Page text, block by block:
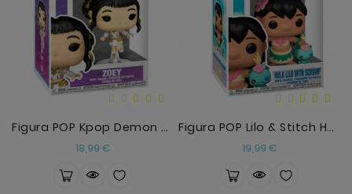
Figura POP Kpop Demon Hunters Zoey
18,99 €Precio
Figura POP Lilo & Stitch Hula Lilo With Scrump
19,99 €Precio